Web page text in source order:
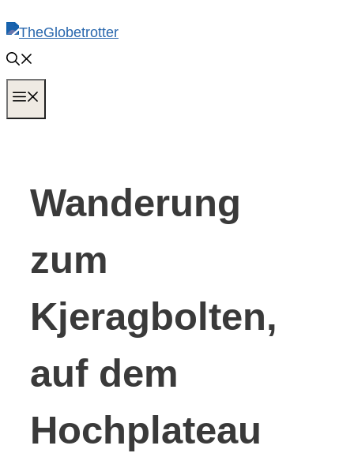
Inhalt
springen
Wanderung
zum
Kjeragbolten,
auf dem
Hochplateau